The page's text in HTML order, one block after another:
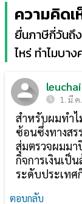
ความคิดเ
ยื่นภาษีกี่วันถึ
ไหร่ ทำไมบา
1. มี.
สำหรับผมทำ
ซ้อนซึ่งทางสร
สุ่มตรวจผมมา
กิจการเงินเป็
ระดับประเทศ​
ตอบกลับ